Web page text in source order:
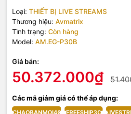
Loại: THIẾT BỊ LIVE STREAMS
Thương hiệu: Avmatrix
Tình trạng: Còn hàng
Model: AM.EG-P30B
Giá bán:
50.372.000₫
Các mã giảm giá có thể áp dụng:
CHAOBANMOI40 FREESHIP30